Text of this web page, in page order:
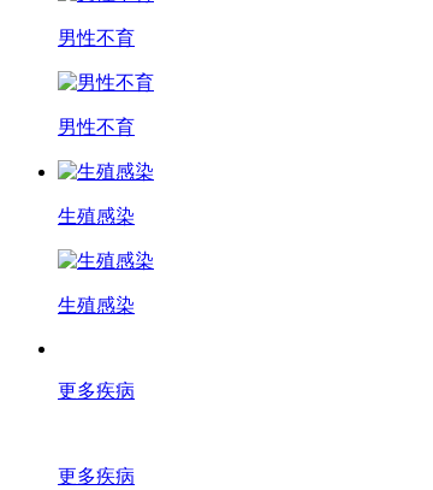
男性不育
男性不育
生殖感染
生殖感染
更多疾病
更多疾病